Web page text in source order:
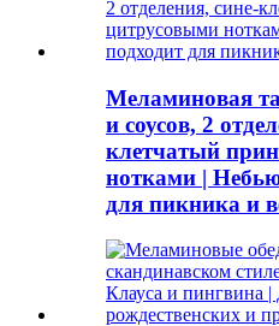
Меламиновая
и соусов, 2
клетчатый
нотками |
для пикника и